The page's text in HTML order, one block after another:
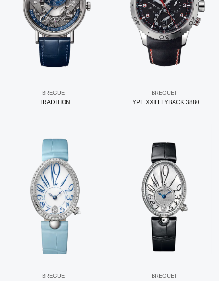
BREGUET
TRADITION
BREGUET
TYPE XXII FLYBACK 3880
BREGUET BREGUET